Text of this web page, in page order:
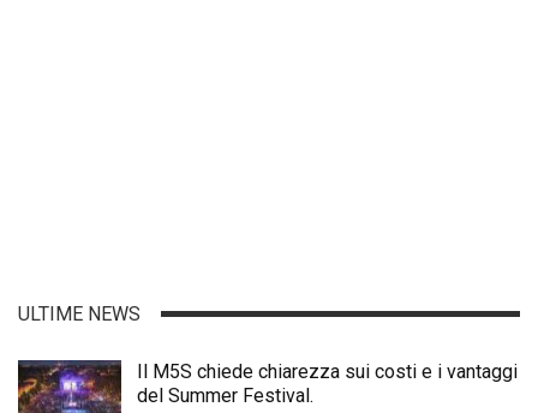
ULTIME NEWS
Il M5S chiede chiarezza sui costi e i vantaggi
del Summer Festival.